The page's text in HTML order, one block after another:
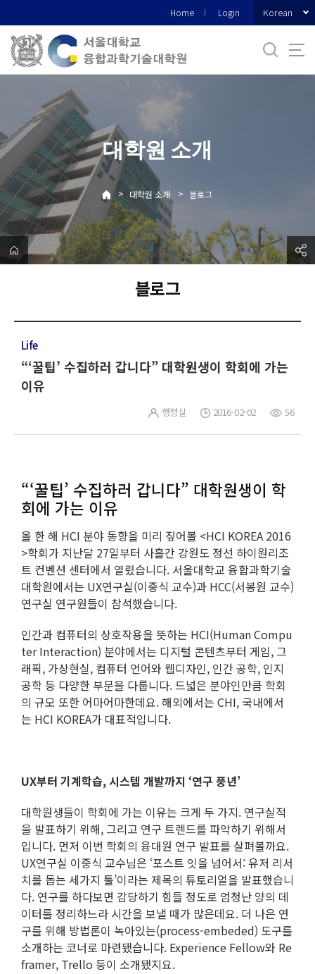
로
메
Home Login Korean
대학원 소개
> 대학원 소개 > 블로그
블로그
Life
“‘꿀팁’ 수집하러 갑니다” 대학원생이 학회에 가는
이유
행정실 2016-02-02 56
“‘꿀팁’ 수집하러 갑니다” 대학원생이 학
회에 가는 이유
올 한 해 HCI 분야 동향을 미리 짚어볼 <HCI KOREA 2016
>학회가 지난달 27일부터 사흘간 강원도 정선 하이원리조
트 컨벤션 센터에서 열렸습니다. 서울대학교 융합과학기술
대학원에서는 UX연구실(이중식 교수)과 HCC(서봉원 교수)
연구실 연구원들이 참석했습니다.
인간과 컴퓨터의 상호작용을 뜻하는 HCI(Human Compu
ter Interaction) 분야에서는 디지털 콘텐츠부터 게임, 그
래픽, 가상현실, 컴퓨터 언어와 웹디자인, 인간 공학, 인지
공학 등 다양한 부문을 다룹니다. 드넓은 분야인만큼 학회
의 규모 또한 어마어마한데요. 해외에서는 CHI, 국내에서
는 HCI KOREA가 대표적입니다.
UX부터 기계학습, 시스템 개발까지 ‘연구 풍년’
대학원생들이 학회에 가는 이유는 크게 두 가지. 연구실적
을 발표하기 위해, 그리고 연구 트렌드를 파악하기 위해서
입니다. 먼저 이번 학회의 융대원 연구 발표를 살펴볼까요.
UX연구실 이중식 교수님은 ‘포스트 잇을 넘어서: 유저 리서
치를 돕는 세가지 툴’이라는 제목의 튜토리얼을 발표했습니
다. 연구를 하다보면 감당하기 힘들 정도로 엄청난 양의 데
이터를 정리하느라 시간을 보낼 때가 많은데요. 더 나은 연
구를 위해 방법론이 녹아있는(process-embeded) 도구를
소개하는 코너로 마련됐습니다. Experience Fellow와 Re
framer, Trello 등이 소개됐지요.